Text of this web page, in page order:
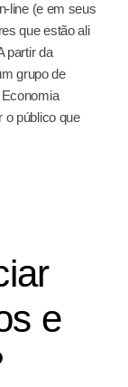
line (e em seus
que estão ali
partir da
grupo de
o público que
e